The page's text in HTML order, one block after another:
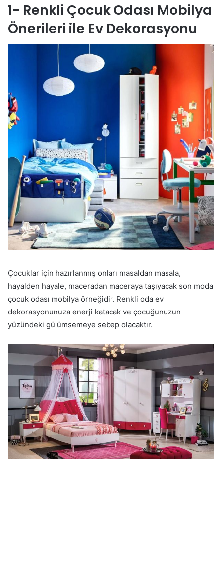
1- Renkli Çocuk Odası Mobilya
Önerileri ile Ev Dekorasyonu
Çocuklar için hazırlanmış onları masaldan masala,
hayalden hayale, maceradan maceraya taşıyacak son moda
çocuk odası mobilya örneğidir. Renkli oda ev
dekorasyonunuza enerji katacak ve çocuğunuzun
yüzündeki gülümsemeye sebep olacaktır.